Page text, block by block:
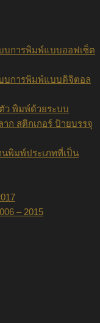
บบการพิมพ์แบบออฟเซ็ต
บบการพิมพ์แบบดิจิตอล
พิมพ์ด้วยระบบ
าก สติกเกอร์ ป้ายบรรจุ
นพิมพ์ประเภทที่เป็น
– 2015